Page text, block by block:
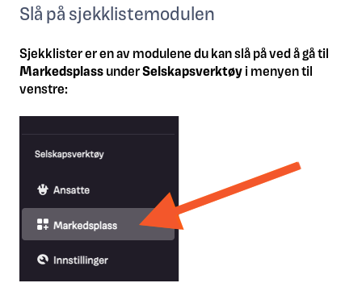
Slå på sjekklistemodulen
Sjekklister er en av modulene du kan slå på ved å gå til
MarkedsplassunderSelskapsverktøyi menyen til
venstre: